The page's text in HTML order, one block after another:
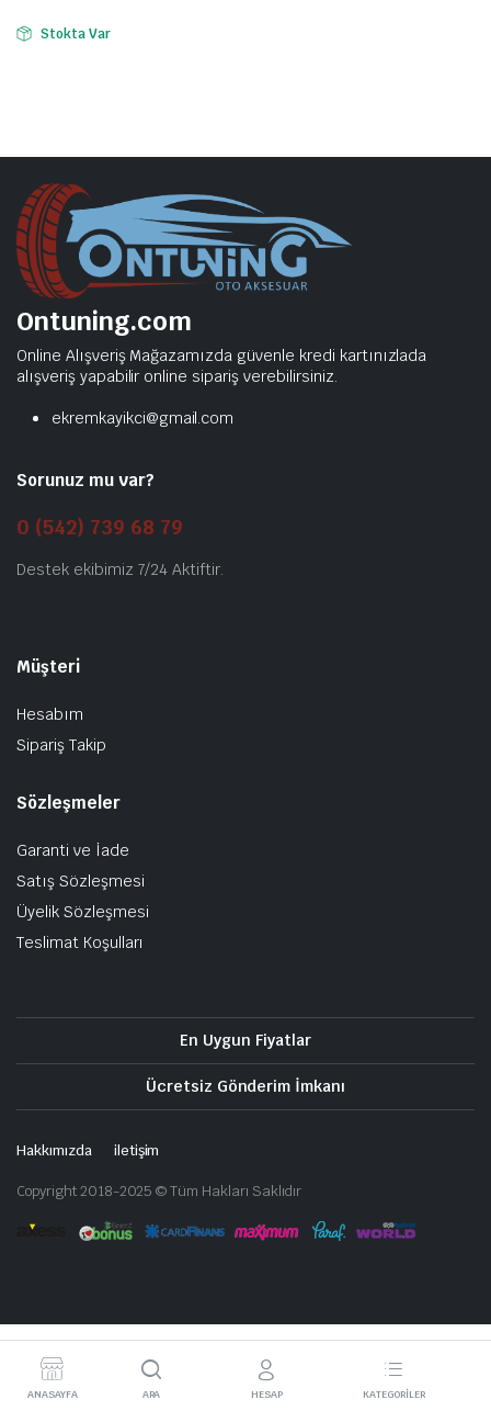
Stokta Var
Ontuning.com
Online Alışveriş Mağazamızda güvenle kredi kartınızlada
alışveriş yapabilir online sipariş verebilirsiniz.
ekremkayikci@gmail.com
Sorunuz mu var?
0 (542) 739 68 79
Destek ekibimiz 7/24 Aktiftir.
Müşteri
Hesabım
Sipariş Takip
Sözleşmeler
Garanti ve İade
Satış Sözleşmesi
Üyelik Sözleşmesi
Teslimat Koşulları
En Uygun Fiyatlar
Ücretsiz Gönderim İmkanı
Hakkımızda iletişim
Copyright 2018-2025 © Tüm Hakları Saklıdır
ANASAYFA ARA HESAP KATEGORILER